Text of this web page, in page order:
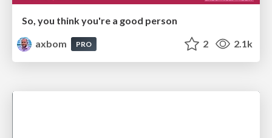
So, you think you're a good person
axbom
PRO 2 2.1k